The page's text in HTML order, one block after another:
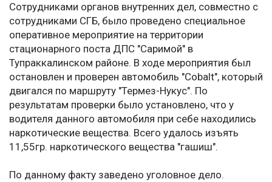
Сотрудниками органов внутренних дел, совместно с
сотрудниками СГБ, было проведено специальное
оперативное мероприятие на территории
стационарного поста ДПС "Саримой" в
Тупраккалинском районе. В ходе мероприятия был
остановлен и проверен автомобиль "Cobalt", который
двигался по маршруту "Термез-Нукус". По
результатам проверки было установлено, что у
водителя данного автомобиля при себе находились
наркотические вещества. Всего удалось изъять
11,55гр. наркотического вещества "гашиш".
По данному факту заведено уголовное дело.